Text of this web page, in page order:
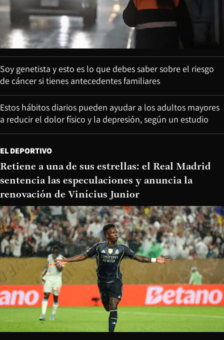
Soy genetista y esto es lo que debes saber sobre el riesgo
de cáncer si tienes antecedentes familiares
Estos hábitos diarios pueden ayudar a los adultos mayores
a reducir el dolor físico y la depresión, según un estudio
EL DEPORTIVO
Retiene a una de sus estrellas: el Real Madrid
sentencia las especulaciones y anuncia la
renovación de Vinícius Junior